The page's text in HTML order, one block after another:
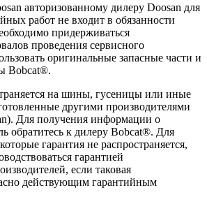
авторизованному дилеру Doosan для
работ не входит в обязанности
придерживаться
проведения сервисного
оригинальные запасные части и
Bobcat®.
на шины, гусеницы или иные
другими производителями
Для получения информации о
обратитесь к дилеру Bobcat®. Для
гарантия не распространяется,
гарантией
если таковая
действующим гарантийным